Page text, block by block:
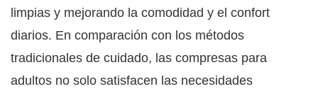
limpias y mejorando la comodidad y el confort
diarios. En comparación con los métodos
tradicionales de cuidado, las compresas para
adultos no solo satisfacen las necesidades